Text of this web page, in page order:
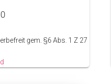
gem. §6 Abs. 1 Z 27